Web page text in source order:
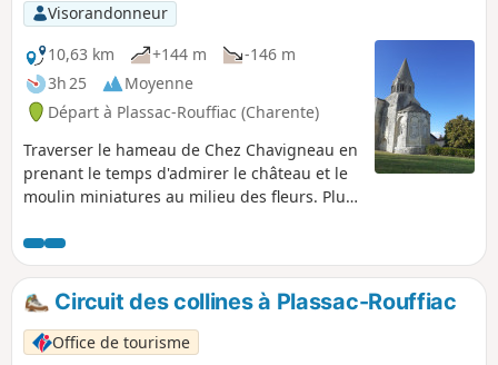
Visorandonneur
10,63 km
+144 m
-146 m
3h 25
Moyenne
Départ à Plassac-Rouffiac (Charente)
Traverser le hameau de Chez Chavigneau en
prenant le temps d'admirer le château et le
moulin miniatures au milieu des fleurs. Plus
cassis, un étang et des maisons très bien
entretenues.
Circuit des collines à Plassac-Rouffiac
Office de tourisme